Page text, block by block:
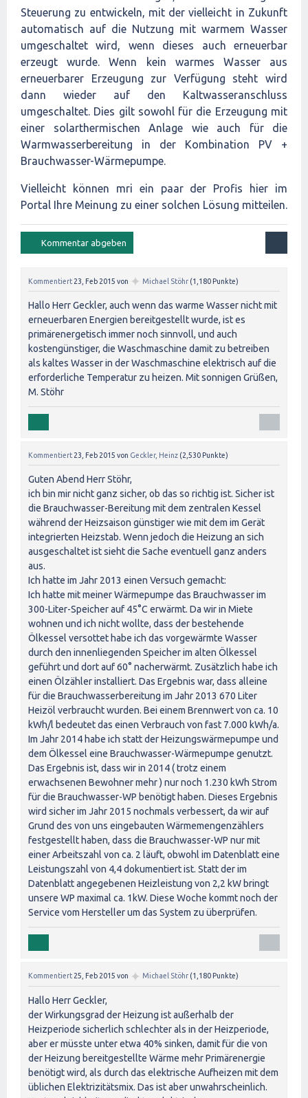
Steuerung zu entwickeln, mit der vielleicht in Zukunft
automatisch auf die Nutzung mit warmem Wasser
umgeschaltet wird, wenn dieses auch erneuerbar
erzeugt wurde. Wenn kein warmes Wasser aus
erneuerbarer Erzeugung zur Verfügung steht wird
dann wieder auf den Kaltwasseranschluss
umgeschaltet. Dies gilt sowohl für die Erzeugung mit
einer solarthermischen Anlage wie auch für die
Warmwasserbereitung in der Kombination PV +
Brauchwasser-Wärmepumpe.
Vielleicht können mri ein paar der Profis hier im
Portal Ihre Meinung zu einer solchen Lösung mitteilen.
Kommentiert 23, Feb 2015 von ✦ Michael Stöhr (1,180 Punkte)
Hallo Herr Geckler, auch wenn das warme Wasser nicht mit
erneuerbaren Energien bereitgestellt wurde, ist es
primärenergetisch immer noch sinnvoll, und auch
kostengünstiger, die Waschmaschine damit zu betreiben
als kaltes Wasser in der Waschmaschine elektrisch auf die
erforderliche Temperatur zu heizen. Mit sonnigen Grüßen,
M. Stöhr
Kommentiert 23, Feb 2015 von Geckler, Heinz (2,530 Punkte)
Guten Abend Herr Stöhr,
ich bin mir nicht ganz sicher, ob das so richtig ist. Sicher ist
die Brauchwasser-Bereitung mit dem zentralen Kessel
während der Heizsaison günstiger wie mit dem im Gerät
integrierten Heizstab. Wenn jedoch die Heizung an sich
ausgeschaltet ist sieht die Sache eventuell ganz anders
aus.
Ich hatte im Jahr 2013 einen Versuch gemacht:
Ich hatte mit meiner Wärmepumpe das Brauchwasser im
300-Liter-Speicher auf 45°C erwärmt. Da wir in Miete
wohnen und ich nicht wollte, dass der bestehende
Ölkessel versottet habe ich das vorgewärmte Wasser
durch den innenliegenden Speicher im alten Ölkessel
geführt und dort auf 60° nacherwärmt. Zusätzlich habe ich
einen Ölzähler installiert. Das Ergebnis war, dass alleine
für die Brauchwasserbereitung im Jahr 2013 670 Liter
Heizöl verbraucht wurden. Bei einem Brennwert von ca. 10
kWh/l bedeutet das einen Verbrauch von fast 7.000 kWh/a.
Im Jahr 2014 habe ich statt der Heizungswärmepumpe und
dem Ölkessel eine Brauchwasser-Wärmepumpe genutzt.
Das Ergebnis ist, dass wir in 2014 ( trotz einem
erwachsenen Bewohner mehr ) nur noch 1.230 kWh Strom
für die Brauchwasser-WP benötigt haben. Dieses Ergebnis
wird sicher im Jahr 2015 nochmals verbessert, da wir auf
Grund des von uns eingebauten Wärmemengenzählers
festgestellt haben, dass die Brauchwasser-WP nur mit
einer Arbeitszahl von ca. 2 läuft, obwohl im Datenblatt eine
Leistungszahl von 4,4 dokumentiert ist. Statt der im
Datenblatt angegebenen Heizleistung von 2,2 kW bringt
unsere WP maximal ca. 1kW. Diese Woche kommt noch der
Service vom Hersteller um das System zu überprüfen.
Kommentiert 25, Feb 2015 von ✦ Michael Stöhr (1,180 Punkte)
Hallo Herr Geckler,
der Wirkungsgrad der Heizung ist außerhalb der
Heizperiode sicherlich schlechter als in der Heizperiode,
aber er müsste unter etwa 40% sinken, damit für die von
der Heizung bereitgestellte Wärme mehr Primärenergie
benötigt wird, als durch das elektrische Aufheizen mit dem
üblichen Elektrizitätsmix. Das ist aber unwahrscheinlich.